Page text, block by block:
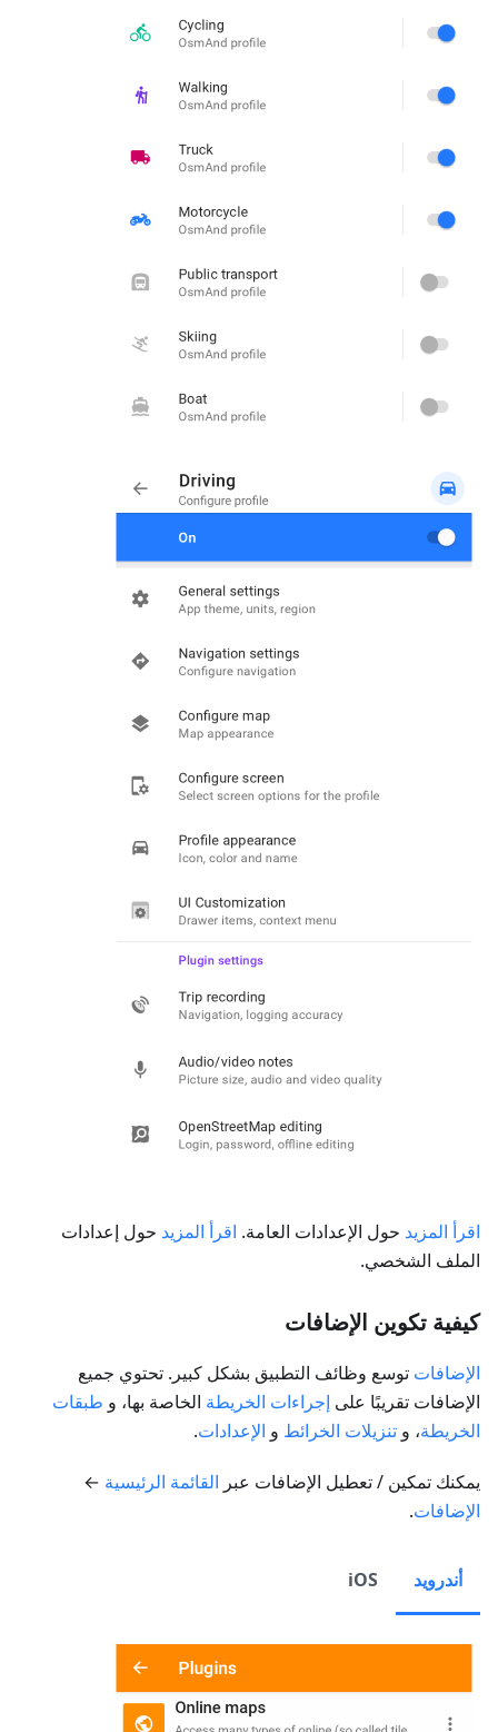
اقرأ المزيد حول الإعدادات العامة. اقرأ المزيد حول إعدادات
الملف الشخصي.
كيفية تكوين الإضافات
الإضافات توسع وظائف التطبيق بشكل كبير. تحتوي جميع
الإضافات تقريبًا على إجراءات الخريطة الخاصة بها، و طبقات
الخريطة، و تنزيلات الخرائط و الإعدادات.
يمكنك تمكين / تعطيل الإضافات عبر القائمة الرئيسية ←
الإضافات.
أندرويد iOS